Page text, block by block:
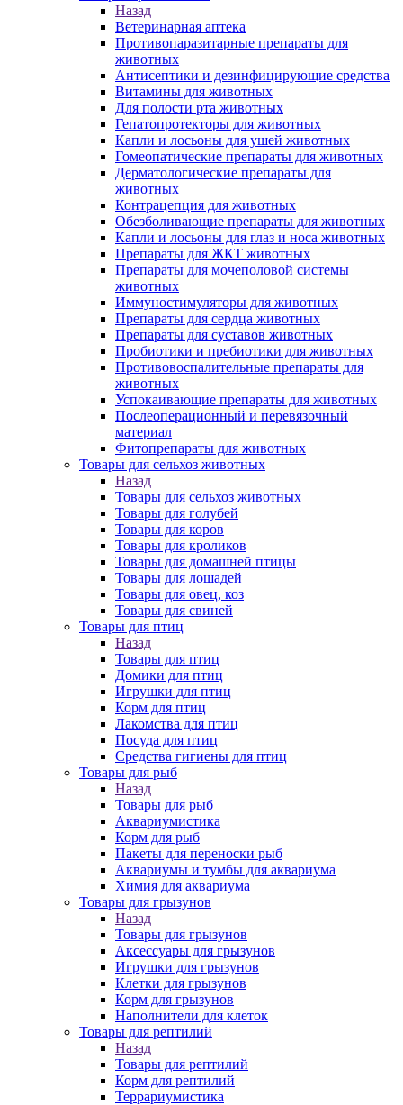
Назад
Ветеринарная аптека
Противопаразитарные препараты для
животных
Антисептики и дезинфицирующие средства
Витамины для животных
Для полости рта животных
Гепатопротекторы для животных
Капли и лосьоны для ушей животных
Гомеопатические препараты для животных
Дерматологические препараты для
животных
Контрацепция для животных
Обезболивающие препараты для животных
Капли и лосьоны для глаз и носа животных
Препараты для ЖКТ животных
Препараты для мочеполовой системы
животных
Иммуностимуляторы для животных
Препараты для сердца животных
Препараты для суставов животных
Пробиотики и пребиотики для животных
Противовоспалительные препараты для
животных
Успокаивающие препараты для животных
Послеоперационный и перевязочный
материал
Фитопрепараты для животных
Товары для сельхоз животных
Назад
Товары для сельхоз животных
Товары для голубей
Товары для коров
Товары для кроликов
Товары для домашней птицы
Товары для лошадей
Товары для овец, коз
Товары для свиней
Товары для птиц
Назад
Товары для птиц
Домики для птиц
Игрушки для птиц
Корм для птиц
Лакомства для птиц
Посуда для птиц
Средства гигиены для птиц
Товары для рыб
Назад
Товары для рыб
Аквариумистика
Корм для рыб
Пакеты для переноски рыб
Аквариумы и тумбы для аквариума
Химия для аквариума
Товары для грызунов
Назад
Товары для грызунов
Аксессуары для грызунов
Игрушки для грызунов
Клетки для грызунов
Корм для грызунов
Наполнители для клеток
Товары для рептилий
Назад
Товары для рептилий
Корм для рептилий
Террариумистика